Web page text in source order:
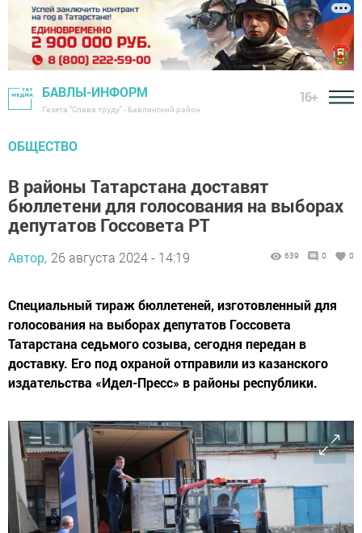
БАВЛЫ-ИНФОРМ
Газета "Слава труду" - Бавлинский район
16+
ОБЩЕСТВО
В районы Татарстана доставят
бюллетени для голосования на выборах
депутатов Госсовета РТ
Автор, 26 августа 2024 - 14:19 639 0 0
Специальный тираж бюллетеней, изготовленный для
голосования на выборах депутатов Госсовета
Татарстана седьмого созыва, сегодня передан в
доставку. Его под охраной отправили из казанского
издательства «Идел-Пресс» в районы республики.